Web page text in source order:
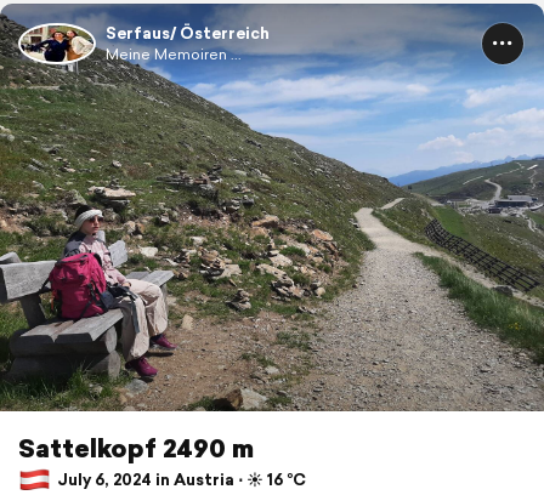
Serfaus/ Österreich
Meine Memoiren ...
Sattelkopf 2490 m
July 6, 2024 in Austria ⋅ ☀️ 16 °C